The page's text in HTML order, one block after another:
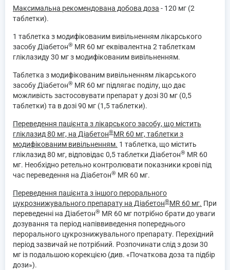
Максимальна рекомендована добова доза - 120 мг (2
таблетки).
1 таблетка з модифікованим вивільненням лікарського
засобу Діабетон® MR 60 мг еквівалентна 2 таблеткам
гліклазиду 30 мг з модифікованим вивільненням.
Таблетка з модифікованим вивільненням лікарського
засобу Діабетон® MR 60 мг підлягає поділу, що дає
можливість застосовувати препарат у дозі 30 мг (0,5
таблетки) та в дозі 90 мг (1,5 таблетки).
Переведення пацієнта з лікарського засобу, що містить
гліклазид 80 мг, на Діабетон®MR 60 мг, таблетки з
модифікованим вивільненням. 1 таблетка, що містить
гліклазид 80 мг, відповідає 0,5 таблетки Діабетон® MR 60
мг. Необхідно ретельно контролювати показники крові під
час переведення на Діабетон® MR 60 мг.
Переведення пацієнта з іншого перорального
цукрознижувального препарату на Діабетон®MR 60 мг. При
переведенні на Діабетон® MR 60 мг потрібно брати до уваги
дозування та період напіввиведення попереднього
перорального цукрознижувального препарату. Перехідний
період зазвичай не потрібний. Розпочинати слід з дози 30
мг із подальшою корекцією (див. «Початкова доза та підбір
дози»).